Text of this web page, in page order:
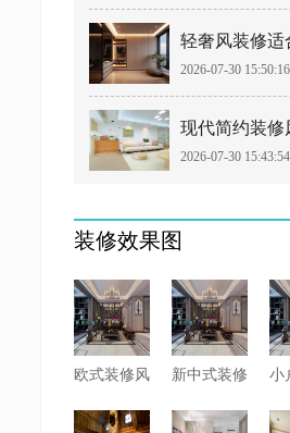
轻奢风装修适
风设计避坑要
2026-07-30 15:50:16
现代简约装修
地搭配技巧
2026-07-30 15:43:54
装修效果图
欧式装修风
要注意的？
新中式装修
合传统与现
小